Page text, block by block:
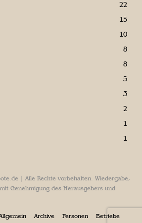
22
15
10
8
8
5
3
2
1
1
| Alle Rechte vorbehalten. Wiedergabe,
Genehmigung des Herausgebers und
Archive Personen
Betriebe